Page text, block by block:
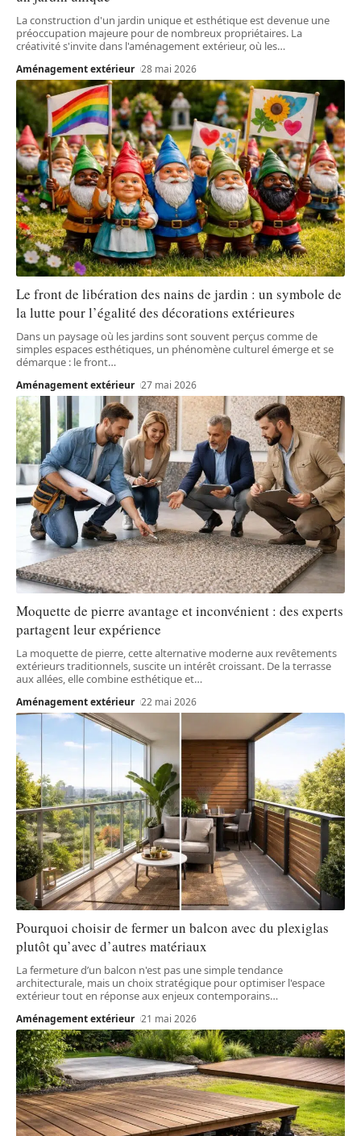
La construction d'un jardin unique et esthétique est devenue une
préoccupation majeure pour de nombreux propriétaires. La
créativité s'invite dans l'aménagement extérieur, où les…
Aménagement extérieur 28 mai 2026
Le front de libération des nains de jardin : un symbole de
la lutte pour l’égalité des décorations extérieures
Dans un paysage où les jardins sont souvent perçus comme de
simples espaces esthétiques, un phénomène culturel émerge et se
démarque : le front…
Aménagement extérieur 27 mai 2026
Moquette de pierre avantage et inconvénient : des experts
partagent leur expérience
La moquette de pierre, cette alternative moderne aux revêtements
extérieurs traditionnels, suscite un intérêt croissant. De la terrasse
aux allées, elle combine esthétique et…
Aménagement extérieur 22 mai 2026
Pourquoi choisir de fermer un balcon avec du plexiglas
plutôt qu’avec d’autres matériaux
La fermeture d’un balcon n'est pas une simple tendance
architecturale, mais un choix stratégique pour optimiser l'espace
extérieur tout en réponse aux enjeux contemporains…
Aménagement extérieur 21 mai 2026